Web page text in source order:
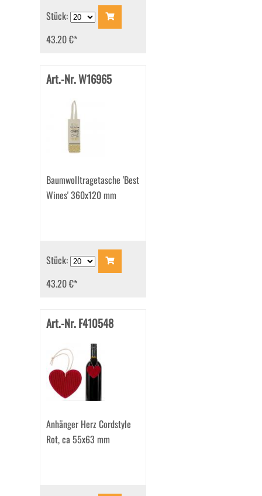
Stück:
43.20 €*
Art.-Nr. W16965
Baumwolltragetasche 'Best
Wines' 360x120 mm
Stück:
43.20 €*
Art.-Nr. F410548
Anhänger Herz Cordstyle
Rot, ca 55x63 mm